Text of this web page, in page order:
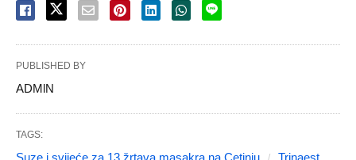
PUBLISHED BY
ADMlN
TAGS:
Suze i svijeće za 13 žrtava masakra na Cetinju Trinaest